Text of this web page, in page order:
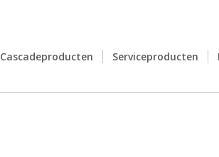
Cascadeproducten Serviceproducten